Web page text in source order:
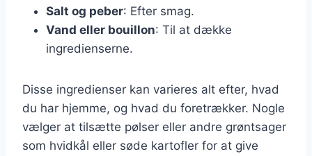
Salt og peber: Efter smag.
Vand eller bouillon: Til at dække
ingredienserne.
Disse ingredienser kan varieres alt efter, hvad
du har hjemme, og hvad du foretrækker. Nogle
vælger at tilsætte pølser eller andre grøntsager
som hvidkål eller søde kartofler for at give